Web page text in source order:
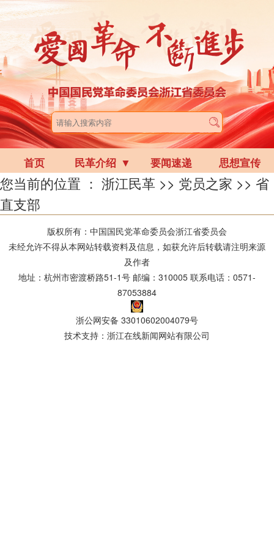
首页 民革介绍 ▼ 要闻速递 思想宣传
您当前的位置 ： 浙江民革 >> 党员之家 >> 省
直支部
版权所有：中国国民党革命委员会浙江省委员会
未经允许不得从本网站转载资料及信息，如获允许后转载请注明来源
及作者
地址：杭州市密渡桥路51-1号 邮编：310005 联系电话：0571-
87053884
浙公网安备 33010602004079号
技术支持：浙江在线新闻网站有限公司